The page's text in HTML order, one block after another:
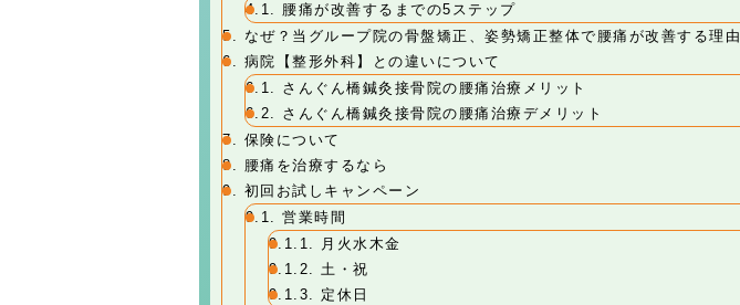
4.1. 腰痛が改善するまでの5ステップ
5. なぜ？当グループ院の骨盤矯正、姿勢矯正整体で腰痛が改善する理由
6. 病院【整形外科】との違いについて
6.1. さんぐん橋鍼灸接骨院の腰痛治療メリット
6.2. さんぐん橋鍼灸接骨院の腰痛治療デメリット
7. 保険について
8. 腰痛を治療するなら
9. 初回お試しキャンペーン
9.1. 営業時間
9.1.1.
月火水木金
9.1.2. 土・祝
9.1.3. 定休日